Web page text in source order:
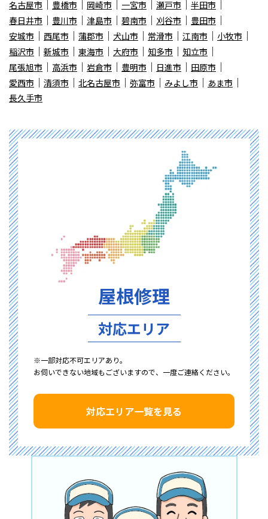
名古屋市 豊橋市 岡崎市 一宮市 瀬戸市
半田市
春日井市
豊川市 津島市 碧南市 刈谷市
豊田市
安城市
西尾市 蒲郡市 犬山市 常滑市 江南市
小牧市
稲沢市
新城市 東海市 大府市 知多市
知立市
尾張旭市
高浜市 岩倉市 豊明市 日進市
田原市
愛西市
清須市 北名古屋市 弥富市 みよし市
あま市
長久手市
屋根修理
対応エリア
※一部対応不可エリアあり。
お伺いできない地域もございますので、一度ご連絡ください。
対応エリア一覧を見る